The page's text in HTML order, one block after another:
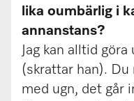
lika oumbärlig i
annanstans?
Jag kan alltid
(skrattar han). Du
med ugn, det går